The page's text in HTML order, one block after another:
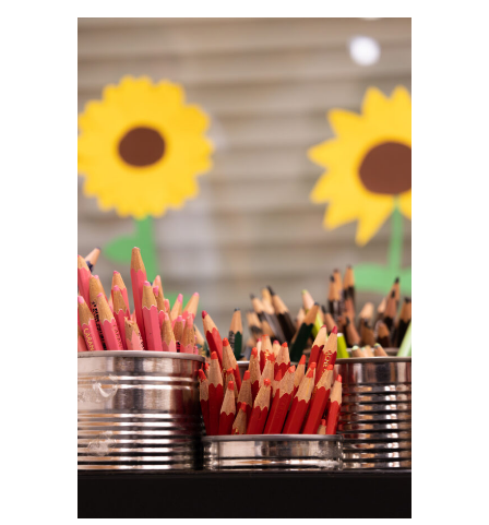
Aule, sale per gruppi, palestra, zone di
circo­la­zione interna
Il nostro servizio
Consu­lenza, solu­zione, piani­fi­ca­zione,
realiz­za­zione del progetto
Prodotti
nevalux elani connect P2400 4K und
P3200 4K
nevalux LED Insert B1500 4K DALI 60°
STEINEL RS PRO R10/R20/R30 Basic SC NW
STEINEL RS PRO 5100 SC Verso
STEINEL RS PRO DL 200 SC
STEINEL TRUE PRESENCE DALI AP und